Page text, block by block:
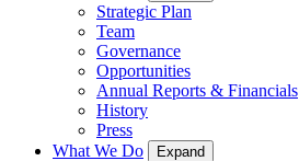
Strategic Plan
Team
Governance
Opportunities
Annual Reports & Financials
History
Press
What We Do
Expand